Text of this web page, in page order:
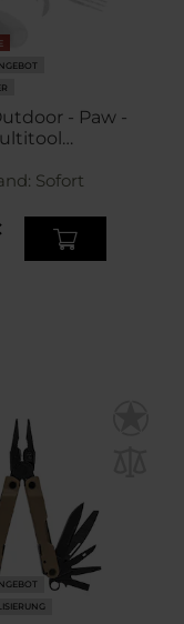
- Paw -
Sofort